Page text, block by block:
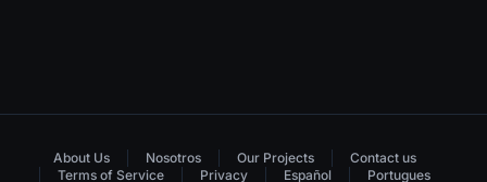
About Us Nosotros Our Projects
Contact us
Terms of Service
Privacy Español Portugues